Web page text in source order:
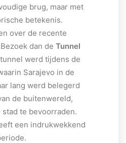
brug, maar met
betekenis.
over de recente
dan de Tunnel
werd tijdens de
Sarajevo in de
lang werd belegerd
de buitenwereld,
te bevoorraden.
een indrukwekkend